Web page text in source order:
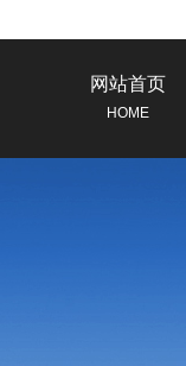
网站首页
HOME